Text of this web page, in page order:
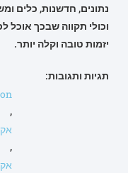
נתונים, חדשנות, כלים
וכולי תקווה שבכך אוכל
יזמות טובה וקלה יותר.
תגיות ותגובות:
,
,